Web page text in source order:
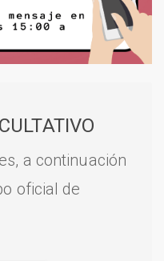
a continuación
oficial de